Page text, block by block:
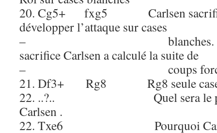
20. Cg5+ fxg5 Carlsen sacrifie
développer l’attaque sur cases
– blanches. Avant
sacrifice Carlsen a calculé la suite de
– coups forcés qui va
21. Df3+ Rg8 Rg8 seule case
22. ..?.. Quel sera le
Carlsen .
22. Txe6 Pourquoi Carlsen